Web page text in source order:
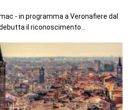
- in programma a Veronafiere dal
il riconoscimento...